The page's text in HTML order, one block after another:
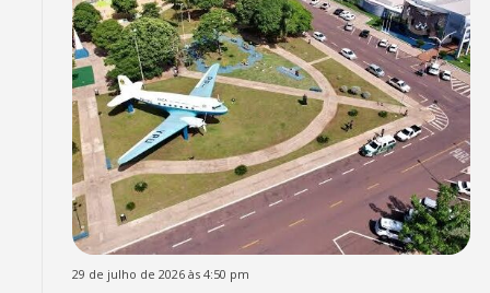
29 de julho de 2026 às 4:50 pm